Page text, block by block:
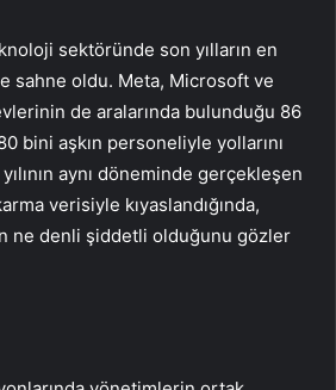
sektöründe son yılların en
sahne oldu. Meta, Microsoft ve
de aralarında bulunduğu 86
bini aşkın personeliyle yollarını
aynı döneminde gerçekleşen
verisiyle kıyaslandığında,
ne denli şiddetli olduğunu gözler